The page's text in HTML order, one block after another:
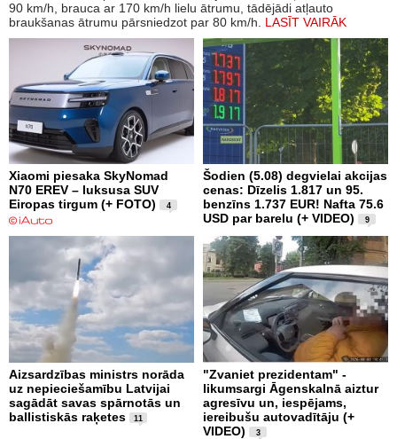
90 km/h, brauca ar 170 km/h lielu ātrumu, tādējādi atļauto
braukšanas ātrumu pārsniedzot par 80 km/h. LASĪT VAIRĀK
Xiaomi piesaka SkyNomad
N70 EREV – luksusa SUV
Eiropas tirgum (+ FOTO)
4
Šodien (5.08) degvielai akcijas
cenas: Dīzelis 1.817 un 95.
benzīns 1.737 EUR! Nafta 75.6
USD par barelu (+ VIDEO)
9
Aizsardzības ministrs norāda
uz nepieciešamību Latvijai
sagādāt savas spārnotās un
ballistiskās raķetes
11
"Zvaniet prezidentam" -
likumsargi Āgenskalnā aiztur
agresīvu un, iespējams,
iereibušu autovadītāju (+
VIDEO)
3